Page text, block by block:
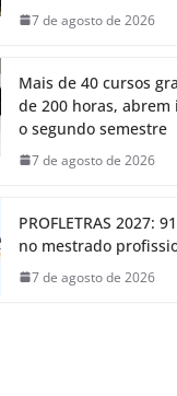
7 de agosto de 2026
Mais de 40 cursos
de 200 horas, abrem
o segundo semestre
7 de agosto de 2026
PROFLETRAS 2027:
no mestrado
7 de agosto de 2026